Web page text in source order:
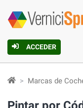
ACCEDER
Marcas de